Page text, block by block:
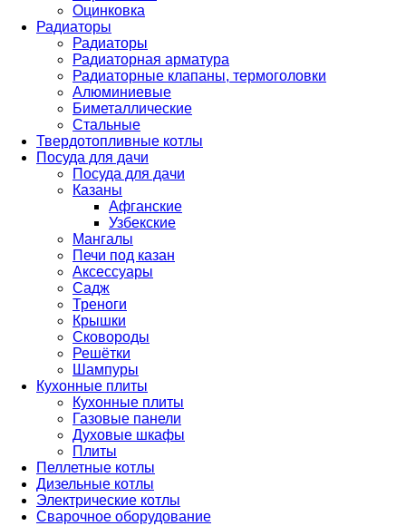
Оцинковка
Радиаторы
Радиаторы
Радиаторная арматура
Радиаторные клапаны, термоголовки
Алюминиевые
Биметаллические
Стальные
Твердотопливные котлы
Посуда для дачи
Посуда для дачи
Казаны
Афганские
Узбекские
Мангалы
Печи под казан
Аксессуары
Садж
Треноги
Крышки
Сковороды
Решётки
Шампуры
Кухонные плиты
Кухонные плиты
Газовые панели
Духовые шкафы
Плиты
Пеллетные котлы
Дизельные котлы
Электрические котлы
Сварочное оборудование